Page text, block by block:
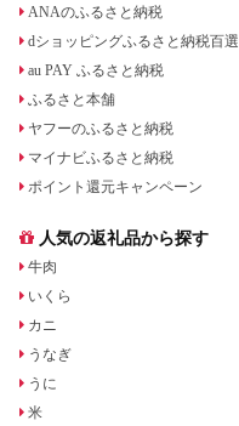
ANAのふるさと納税
dショッピングふるさと納税百選
au PAY ふるさと納税
ふるさと本舗
ヤフーのふるさと納税
マイナビふるさと納税
ポイント還元キャンペーン
人気の返礼品から探す
牛肉
いくら
カニ
うなぎ
うに
米